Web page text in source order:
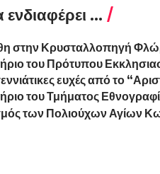
...
στην Κρυσταλλοπηγή
του Πρότυπου
ευχές από το
του Τμήματος
των Πολιούχων Αγίων